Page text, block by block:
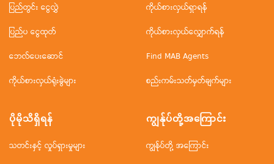
ပြည်တွင်း ငွေလွှဲ
ပြည်ပ ငွေထုတ်
ဘေလ်ပေးဆောင်
ကိုယ်စားလှယ်ရုံးခွဲများ
ကိုယ်စားလှယ်ရှာရန်
ကိုယ်စားလှယ်လျှောက်ရန်
Find MAB Agents
စည်းကမ်းသတ်မှတ်ချက်များ
ပိုမိုသိရှိရန်
သတင်းနှင့် လှုပ်ရှားမှုများ
ကျွန်ုပ်တို့အ‌ကြောင်း
ကျွန်ုပ်တို့ အကြောင်း